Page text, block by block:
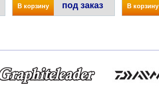
В корзину под заказ В корзину